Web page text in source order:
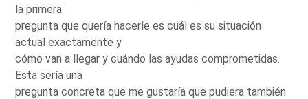
la primera
pregunta que quería hacerle es cuál es su situación
actual exactamente y
cómo van a llegar y cuándo las ayudas comprometidas.
Esta sería una
pregunta concreta que me gustaría que pudiera también